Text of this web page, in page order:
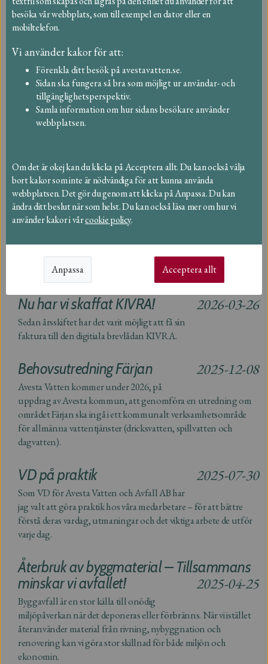
besöka vår webbplats, som till exempel en dator eller en
mobiltelefon.
Vi använder kakor för att:
Förenkla ditt besök på avestavatten.se.
Sidan ska fungera så bra som möjligt ur användar- och
tillgänglighetsperspektiv.
Samla information om hur sidans besökare använder
webbplatsen.
Om det är okej kan du klicka på Acceptera allt. Du kan också välja
bort kakor som inte är nödvändiga för att kunna använda
webbplatsen. Det gör du genom att klicka på Anpassa. Du kan
ändra ditt beslut när som helst. Du kan också läsa mer om hur vi
använder kakor i vårcookie policy.
Anpassa Acceptera allt
Miljöstationen i By för insamling av farligt
avfall från hushåll stänger. Vi hänvisar i stället till miljöstationen
Avesta Vatten och Avfall uppdaterar
kundregistret under 2026
2026-04-27
Under 2026 kommer Avesta Vatten och Avfall
AB att genomföra en uppdatering av sitt kundregister. Syftet är
att säkerställa att varje fastighet endast är registrerad en gång i
av våra kunduppgifter.
Fastighetsnära insamling (FNI) av
förpackningar vid flerbostadshus,
kontaktuppgifter
Är du hyresvärd, representant för en
bostadsrättsförening eller samfällighet? Då är det hög tid att
börja planera för fastighetsnära insamling av förpackningar!
Nu har vi skaffat KIVRA! 2026-03-26
Sedan årsskiftet har det varit möjligt att få sin
faktura till den digitiala brevlådan KIVRA.
Behovsutredning Färjan 2025-12-08
Avesta Vatten kommer under 2026, på
uppdrag av Avesta kommun, att genomföra en utredning om
området Färjan ska ingå i ett kommunalt verksamhetsområde
för allmänna vattentjänster (dricksvatten, spillvatten och
dagvatten).
VD på praktik 2025-07-30
Som VD för Avesta Vatten och Avfall AB har
jag valt att göra praktik hos våra medarbetare – för att bättre
förstå deras vardag, utmaningar och det viktiga arbete de utför
varje dag.
Återbruk av byggmaterial – Tillsammans
minskar vi avfallet!
2025-04-25
Byggavfall är en stor källa till onödig
miljöpåverkan när det deponeras eller förbränns. När vi istället
återanvänder material från rivning, nybyggnation och
renovering kan vi göra stor skillnad för både miljön och
ekonomin.